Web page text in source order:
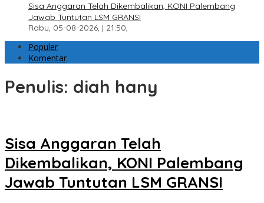
Sisa Anggaran Telah Dikembalikan, KONI Palembang
Jawab Tuntutan LSM GRANSI
Rabu, 05-08-2026, | 21:50,
Populer
Komentar
Penulis: diah hany
Sisa Anggaran Telah
Dikembalikan, KONI Palembang
Jawab Tuntutan LSM GRANSI